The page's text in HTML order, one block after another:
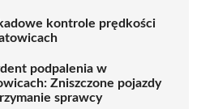
kontrole prędkości
podpalenia w
Zniszczone pojazdy
sprawcy